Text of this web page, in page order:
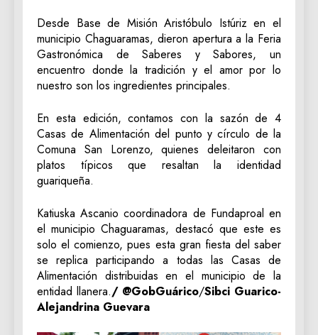
​Desde Base de Misión Aristóbulo Istúriz en el
municipio Chaguaramas, dieron apertura a la Feria
Gastronómica de Saberes y Sabores, un
encuentro donde la tradición y el amor por lo
nuestro son los ingredientes principales.
​En esta edición, contamos con la sazón de 4
Casas de Alimentación del punto y círculo de la
Comuna San Lorenzo, quienes deleitaron con
platos típicos que resaltan la identidad
guariqueña.
​Katiuska Ascanio coordinadora de Fundaproal en
el municipio Chaguaramas, destacó que este es
solo el comienzo, pues esta gran fiesta del saber
se replica participando a todas las Casas de
Alimentación distribuidas en el municipio de la
entidad llanera./ @GobGuárico/Sibci Guarico-
Alejandrina Guevara